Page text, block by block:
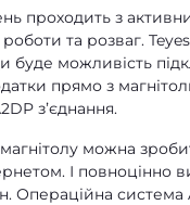
проходить з
та розваг.
буде можливість
прямо з
зʼєднання.
можна
І повноцінно
Операційна система